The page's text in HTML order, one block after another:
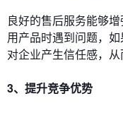
良好的售后服务能够
用产品时遇到问题，
对企业产生信任感，从
3、提升竞争优势